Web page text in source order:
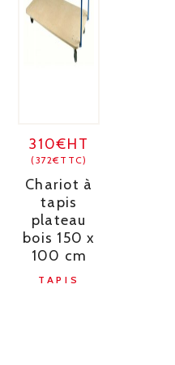
310€HT
(372€TTC)
Chariot à
tapis
plateau
bois 150 x
100 cm
TAPIS